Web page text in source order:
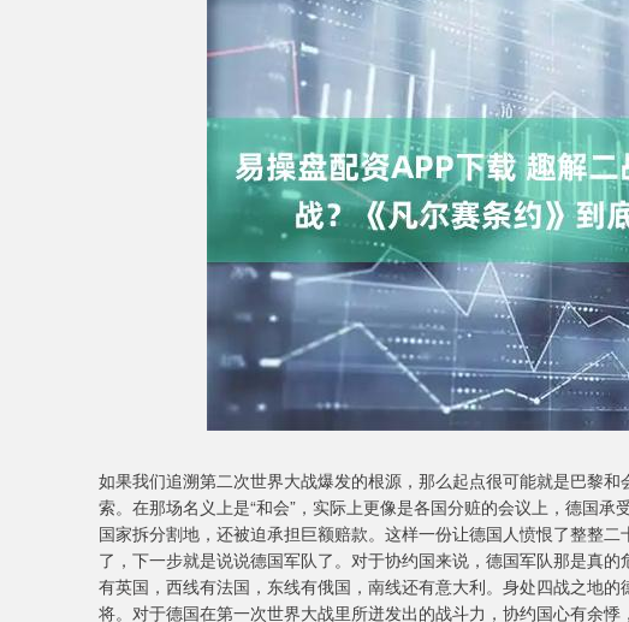
如果我们追溯第二次世界大战爆发的根源，那么起点很可能就是巴黎
索。在那场名义上是“和会”，实际上更像是各国分赃的会议上，德国
国家拆分割地，还被迫承担巨额赔款。这样一份让德国人愤恨了整整
了，下一步就是说说德国军队了。对于协约国来说，德国军队那是真
有英国，西线有法国，东线有俄国，南线还有意大利。身处四战之地
将。对于德国在第一次世界大战里所迸发出的战斗力，协约国心有余悸
深证成指 14110.12 -34.08 -0.24%